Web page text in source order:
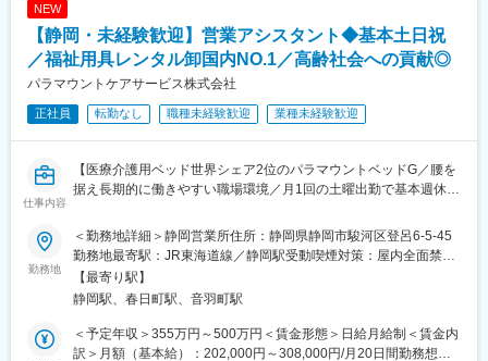
※供給業者…国内9：海外1
■ミッション：
・調達実務とチームメンバーのとりまとめ
・調達戦略の立案
■働き方：
・残業：月20時間程度
・リモートワーク：制度としてはございますが、基本的に出社ベ
ースです
・出張：国内サプライヤへの訪問が月数回程度発生する可能性あ
り
※同社の離職率は2%程度です
■組織構成：
NEW
【静岡・未経験歓迎】営業アシスタント◆基本土日祝
／福祉用具レンタル卸国内NO.1／高齢社会への貢献◎
パラマウントケアサービス株式会社
正社員 転勤なし 職種未経験歓迎 業種未経験歓迎
仕事内容
【医療介護用ベッド世界シェア2位のパラマウントベッドG／腰を
据え長期的に働きやすい職場環境／月1回の土曜出勤で基本週休2
■業務内容：
介護用ベッド・車いす・歩行器等の福祉用具を、お客様である介
護ショップにレンタルする際の事務作業全般をご担当いただきま
す。
・レンタル注文受付及び返却受付 それに伴うシステム入力
・伝票作成（社内システム使用）
勤務地
＜勤務地詳細＞静岡営業所住所：静岡県静岡市駿河区登呂6-5-45
勤務地最寄駅：JR東海道線／静岡駅受動喫煙対策：屋内全面禁煙
変更の範囲：会社の定める事業所
【最寄り駅】
静岡駅、春日町駅、音羽町駅
＜予定年収＞355万円～500万円＜賃金形態＞日給月給制＜賃金内
訳＞月額（基本給）：202,000円～308,000円/月20日間勤務想定